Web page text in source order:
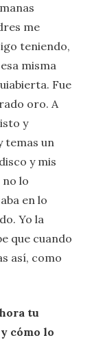
me
teniendo,
misma
Fue
oro. A
y
temas un
y mis
lo
en lo
Yo la
que cuando
así, como
tu
cómo lo